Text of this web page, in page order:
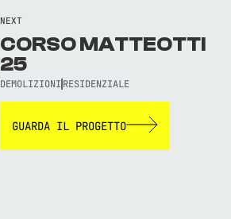
NEXT
CORSO MATTEOTTI
25
DEMOLIZIONI RESIDENZIALE
GUARDA IL PROGETTO